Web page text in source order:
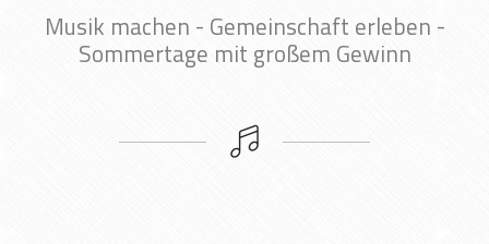
Musik machen - Gemeinschaft erleben -
Sommertage mit großem Gewinn